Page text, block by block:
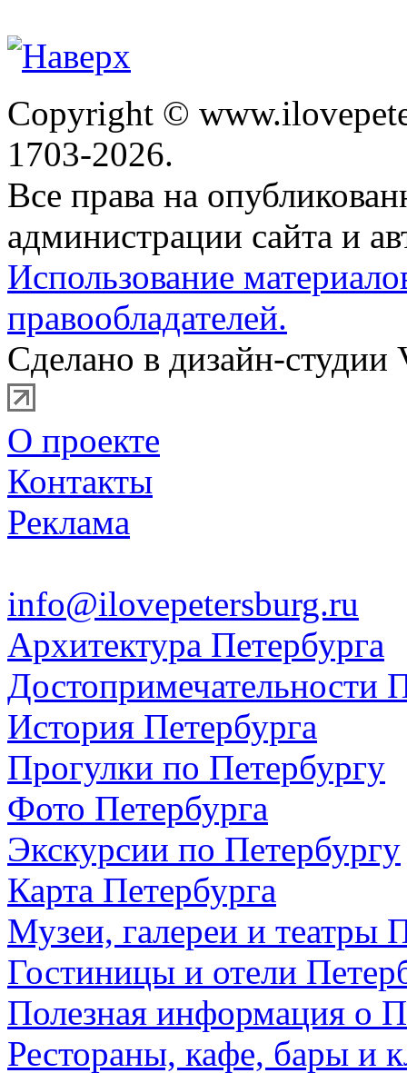
Copyright ©
1703-2026.
Все права на
администрации сайта и
Использование
правообладателей.
Сделано в дизайн-студии
О проекте
Контакты
Реклама
info@ilovepetersburg.ru
Архитектура Петербурга
Достопримечательности
История Петербурга
Прогулки по Петербургу
Фото Петербурга
Экскурсии по Петербургу
Карта Петербурга
Музеи, галереи и театры
Гостиницы и отели
Полезная информация о
Рестораны, кафе, бары и